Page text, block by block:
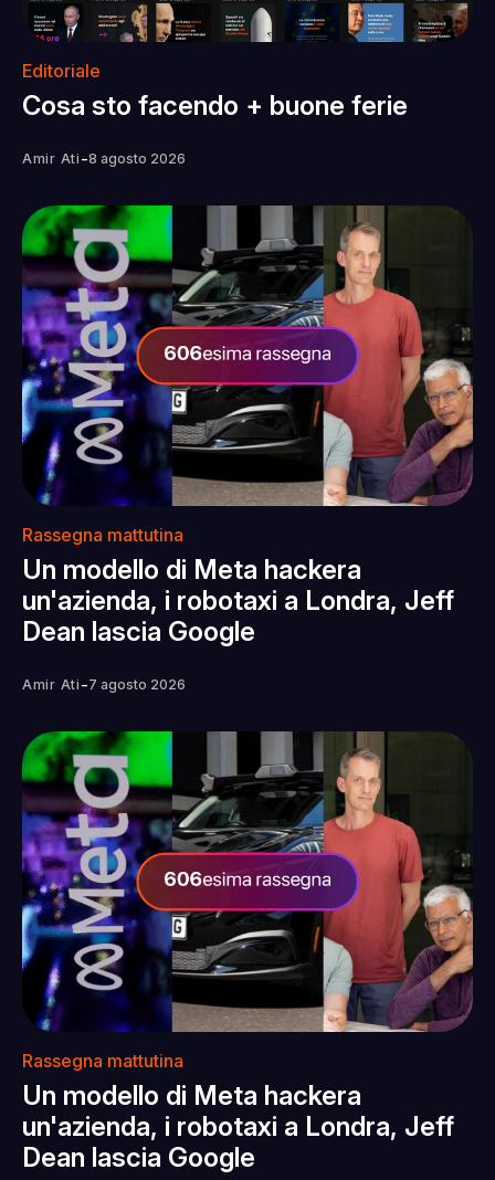
Editoriale
Cosa sto facendo + buone ferie
Amir Ati -8 agosto 2026
Rassegna mattutina
Un modello di Meta hackera
un'azienda, i robotaxi a Londra, Jeff
Dean lascia Google
Amir Ati -7 agosto 2026
Rassegna mattutina
Un modello di Meta hackera
un'azienda, i robotaxi a Londra, Jeff
Dean lascia Google